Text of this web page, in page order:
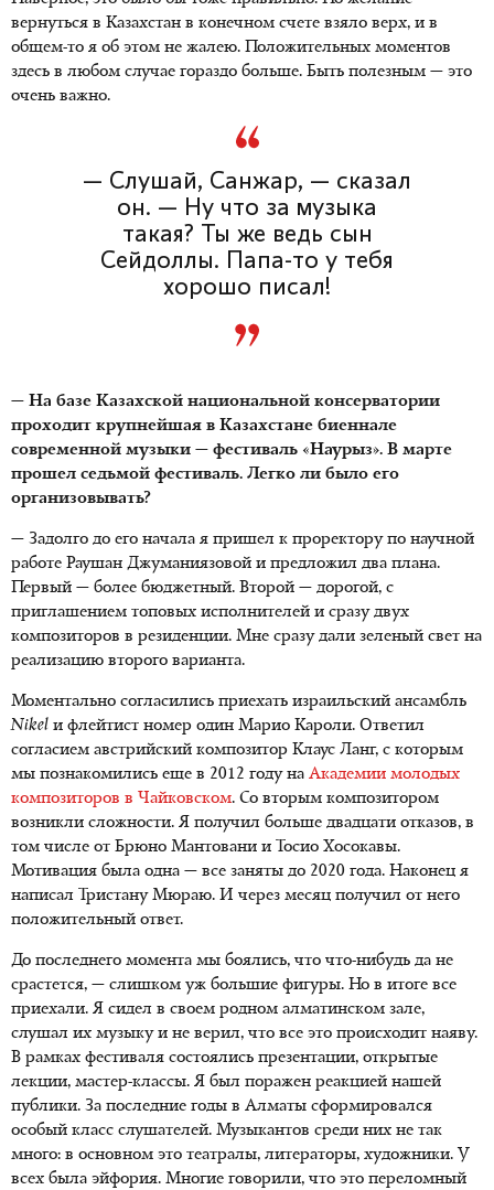
вернуться в Казахстан в конечном счете взяло верх, и в
общем-то я об этом не жалею. Положительных моментов
здесь в любом случае гораздо больше. Быть полезным — это
очень важно.
— Слушай, Санжар, — сказал
он. — Ну что за музыка
такая? Ты же ведь сын
Сейдоллы. Папа-то у тебя
хорошо писал!
— На базе Казахской национальной консерватории
проходит крупнейшая в Казахстане биеннале
современной музыки — фестиваль «Наурыз». В марте
прошел седьмой фестиваль. Легко ли было его
организовывать?
— Задолго до его начала я пришел к проректору по научной
работе Раушан Джуманиязовой и предложил два плана.
Первый — более бюджетный. Второй — дорогой, с
приглашением топовых исполнителей и сразу двух
композиторов в резиденции. Мне сразу дали зеленый свет на
реализацию второго варианта.
Моментально согласились приехать израильский ансамбль
Nikel и флейтист номер один Марио Кароли. Ответил
согласием австрийский композитор Клаус Ланг, с которым
мы познакомились еще в 2012 году на Академии молодых
композиторов в Чайковском. Со вторым композитором
возникли сложности. Я получил больше двадцати отказов, в
том числе от Брюно Мантовани и Тосио Хосокавы.
Мотивация была одна — все заняты до 2020 года. Наконец я
написал Тристану Мюраю. И через месяц получил от него
положительный ответ.
До последнего момента мы боялись, что что-нибудь да не
срастется, — слишком уж большие фигуры. Но в итоге все
приехали. Я сидел в своем родном алматинском зале,
слушал их музыку и не верил, что все это происходит наяву.
В рамках фестиваля состоялись презентации, открытые
лекции, мастер-классы. Я был поражен реакцией нашей
публики. За последние годы в Алматы сформировался
особый класс слушателей. Музыкантов среди них не так
много: в основном это театралы, литераторы, художники. У
всех была эйфория. Многие говорили, что это переломный